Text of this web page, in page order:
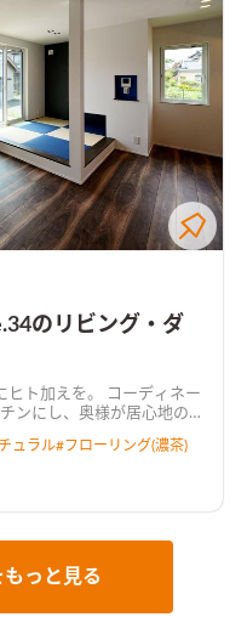
を収納できる大容量の本
のリビング・ダ
。 コーディネー
ンにし、奥様が居心地の
ュラル#フローリング(濃茶)
っと見る